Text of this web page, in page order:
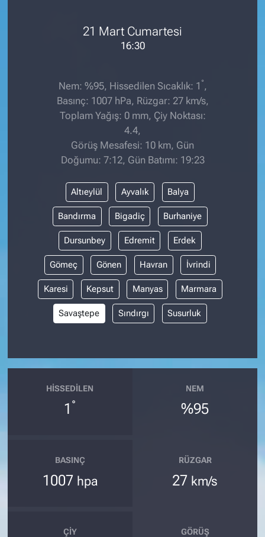
21 Mart Cumartesi
16:30
Nem: %95, Hissedilen Sıcaklık: 1 ° ,
Basınç: 1007 hPa, Rüzgar: 27 km/s,
Toplam Yağış: 0 mm, Çiy Noktası:
4.4,
Görüş Mesafesi: 10 km, Gün
Doğumu: 7:12, Gün Batımı: 19:23
Altıeylül Ayvalık Balya
Bandırma Bigadiç Burhaniye
Dursunbey Edremit Erdek
Gömeç Gönen Havran İvrindi
Karesi Kepsut Manyas Marmara
Savaştepe Sındırgı Susurluk
HISSEDILEN
1 °
NEM
%95
BASINÇ
1007 hpa
RÜZGAR
27 km/s
ÇIY GÖRÜŞ